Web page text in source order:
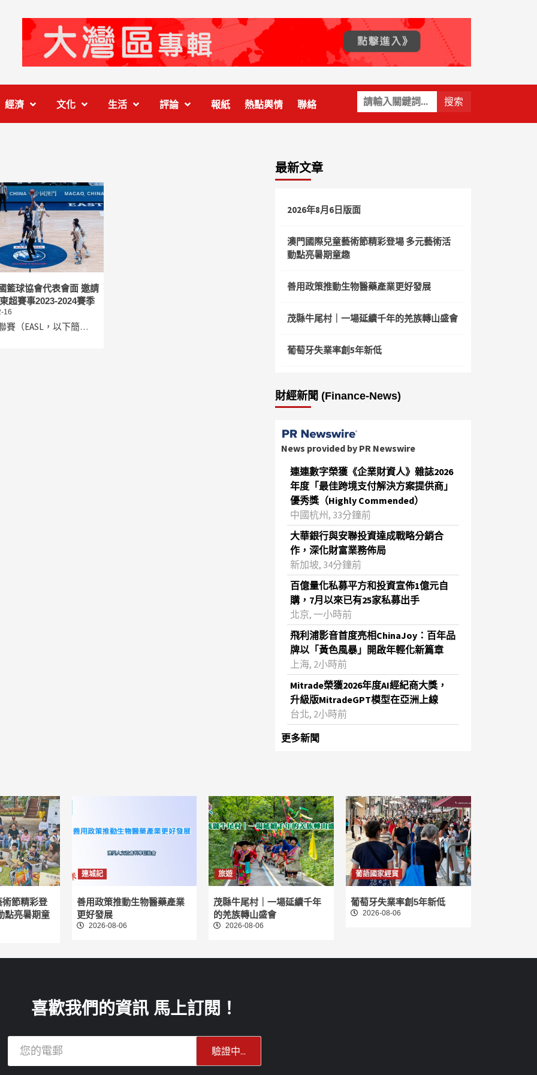
關
鍵
字:
經濟 文化 生活 評論 報紙 熱點輿情 聯絡
籃球協會代表會面 邀請
超賽事2023-2024賽季
16
賽（EASL，以下簡…
最新文章
2026年8月6日版面
澳門國際兒童藝術節精彩登場 多元藝術活
動點亮暑期童趣
善用政策推動生物醫藥產業更好發展
茂縣牛尾村｜一場延續千年的羌族轉山盛會
葡萄牙失業率創5年新低
財經新聞 (Finance-News)
News provided by PR Newswire
連連數字榮獲《企業財資人》雜誌2026
年度「最佳跨境支付解決方案提供商」
優秀獎（Highly Commended）
中國杭州, 33分鐘前
大華銀行與安聯投資達成戰略分銷合
作，深化財富業務佈局
新加坡, 34分鐘前
百億量化私募平方和投資宣佈1億元自
購，7月以來已有25家私募出手
北京, 一小時前
飛利浦影音首度亮相ChinaJoy：百年品
牌以「黃色風暴」開啟年輕化新篇章
上海, 2小時前
Mitrade榮獲2026年度AI經紀商大獎，
升級版MitradeGPT模型在亞洲上線
台北, 2小時前
更多新聞
節精彩登
點亮暑期童
連城記
善用政策推動生物醫藥產業
更好發展
2026-08-06
旅遊
茂縣牛尾村｜一場延續千年
的羌族轉山盛會
2026-08-06
葡語國家經貿
葡萄牙失業率創5年新低
2026-08-06
喜歡我們的資訊 馬上訂閱！